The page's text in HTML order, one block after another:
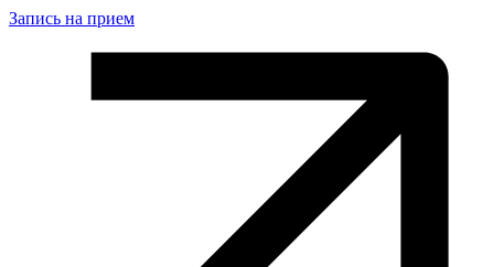
Запись на прием